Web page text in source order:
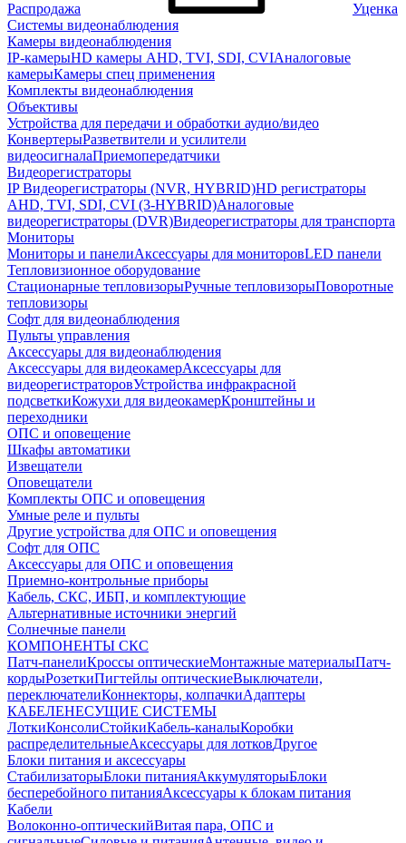
Распродажа
Уценка
Системы видеонаблюдения
Камеры видеонаблюдения
IP-камерыHD камеры AHD, TVI, SDI, CVIАналоговые
камерыКамеры спец применения
Комплекты видеонаблюдения
Объективы
Устройства для передачи и обработки аудио/видео
КонвертерыРазветвители и усилители
видеосигналаПриемопередатчики
Видеорегистраторы
IP Видеорегистраторы (NVR, HYBRID)HD регистраторы
AHD, TVI, SDI, CVI (3-HYBRID)Аналоговые
видеорегистраторы (DVR)Видеорегистраторы для транспорта
Мониторы
Мониторы и панелиАксессуары для мониторовLED панели
Тепловизионное оборудование
Стационарные тепловизорыРучные тепловизорыПоворотные
тепловизоры
Софт для видеонаблюдения
Пульты управления
Аксессуары для видеонаблюдения
Аксессуары для видеокамерАксессуары для
видеорегистраторовУстройства инфракрасной
подсветкиКожухи для видеокамерКронштейны и
переходники
ОПС и оповещение
Шкафы автоматики
Извещатели
Оповещатели
Комплекты ОПС и оповещения
Умные реле и пульты
Другие устройства для ОПС и оповещения
Софт для ОПС
Аксессуары для ОПС и оповещения
Приемно-контрольные приборы
Кабель, СКС, ИБП, и комплектующие
Альтернативные источники энергий
Солнечные панели
КОМПОНЕНТЫ СКС
Патч-панелиКроссы оптическиеМонтажные материалыПатч-
кордыРозеткиПигтейлы оптическиеВыключатели,
переключателиКоннекторы, колпачкиАдаптеры
КАБЕЛЕНЕСУЩИЕ СИСТЕМЫ
ЛоткиКонсолиСтойкиКабель-каналыКоробки
распределительныеАксессуары для лотковДругое
Блоки питания и аксессуары
СтабилизаторыБлоки питанияАккумуляторыБлоки
бесперебойного питанияАксессуары к блокам питания
Кабели
Волоконно-оптическийВитая пара, ОПС и